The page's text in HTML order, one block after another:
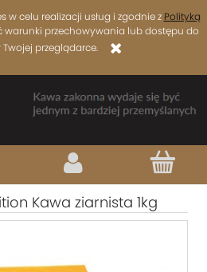
w celu realizacji usług i zgodnie z Polityką
warunki przechowywania lub dostępu do
przeglądarce.
Kawa ziarnista 1kg